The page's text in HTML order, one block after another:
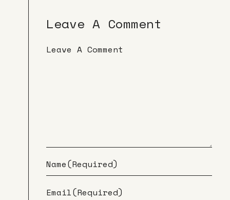
Leave A Comment